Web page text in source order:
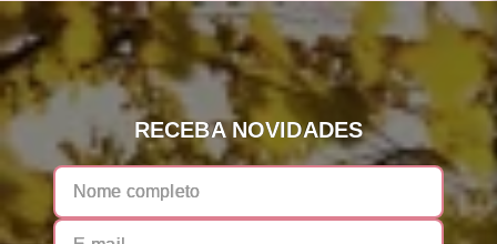
RECEBA NOVIDADES